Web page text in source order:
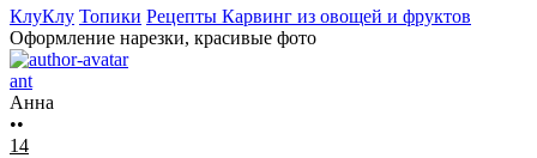
КлуКлу Топики Рецепты Карвинг из овощей и фруктов
Оформление нарезки, красивые фото
ant
Анна
••
14